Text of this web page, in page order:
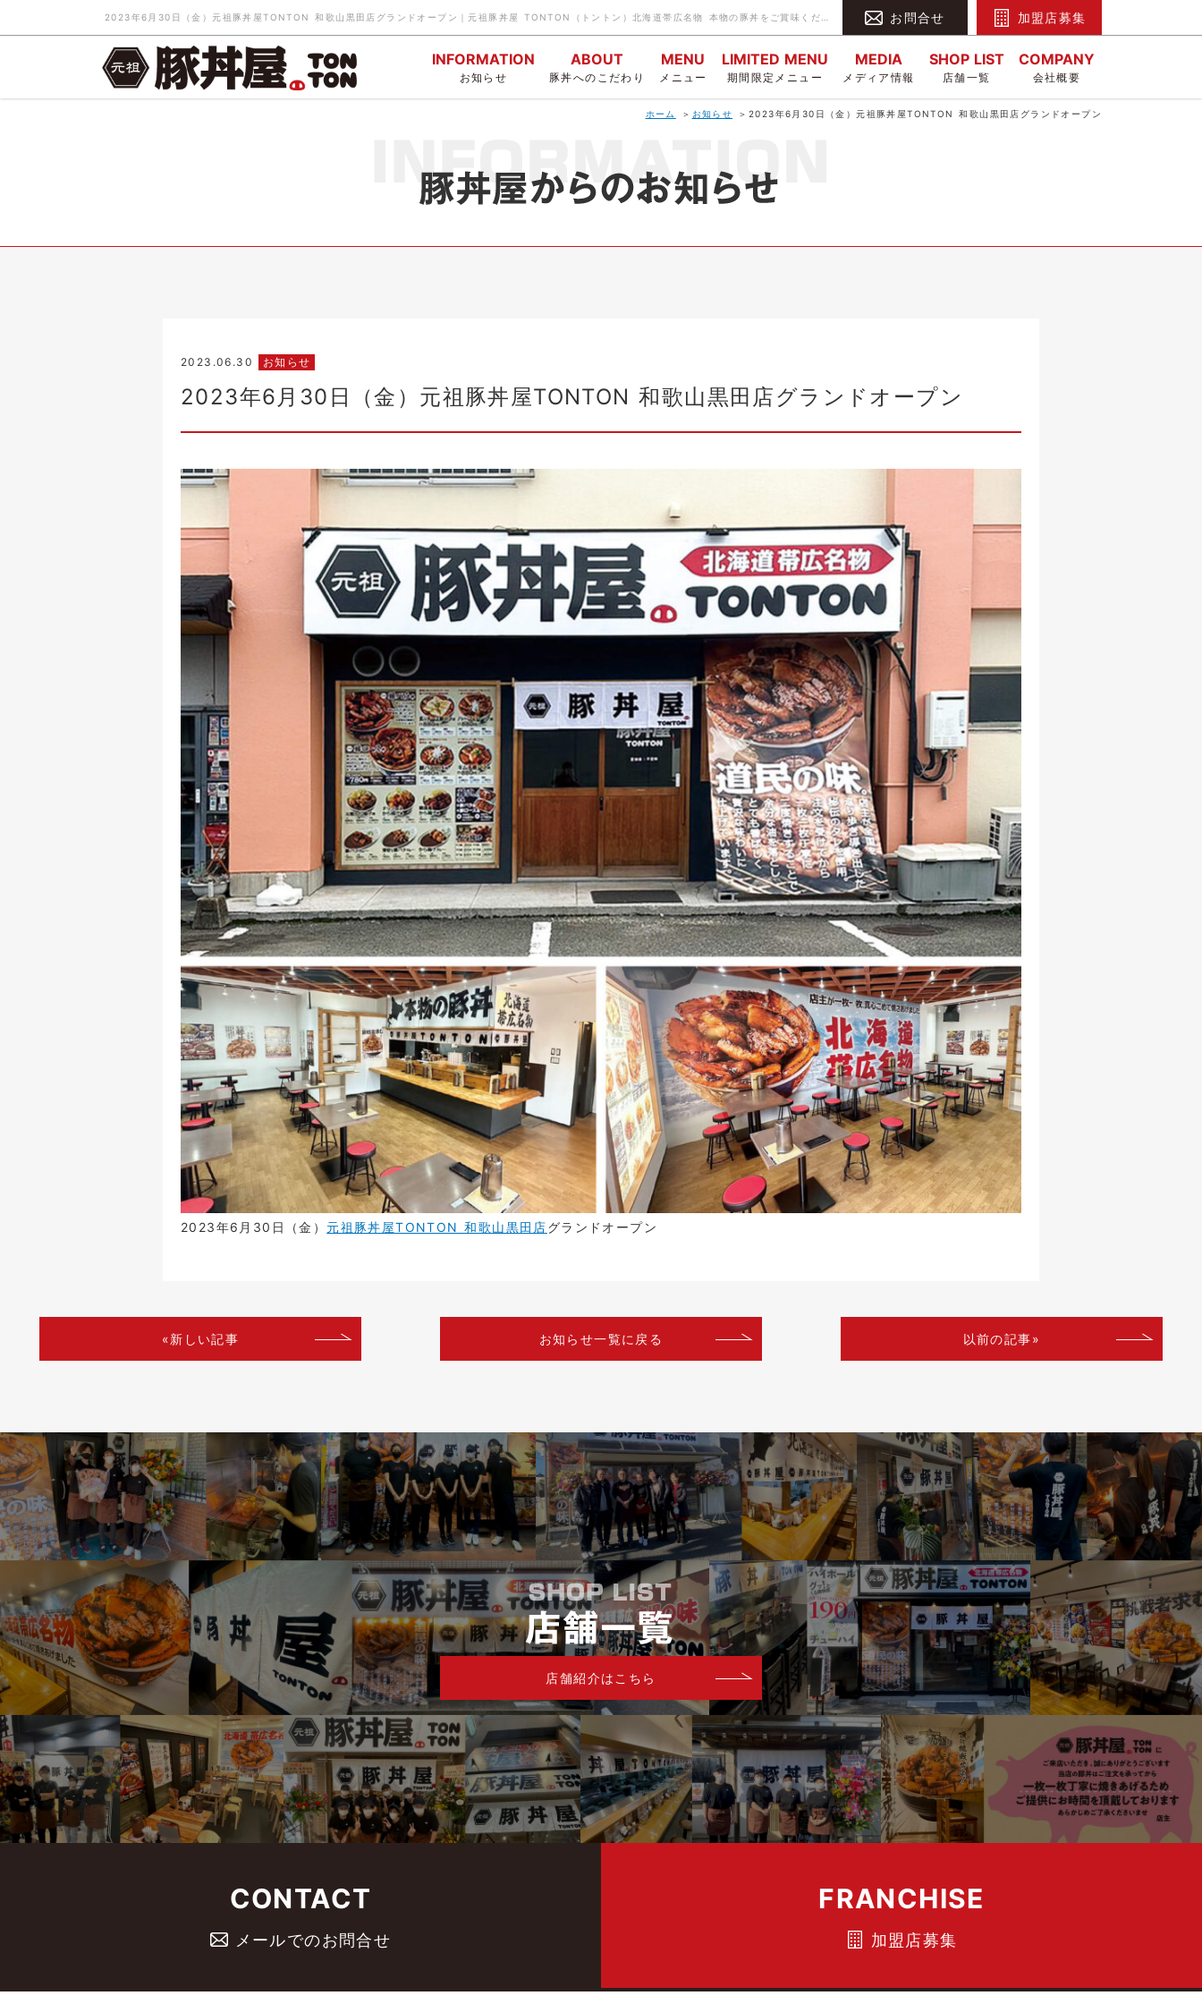
INFORMATION
お知らせ
ABOUT
豚丼へのこだわり
MENU
メニュー
LIMITED MENU
期間限定メニュー
MEDIA
メディア情報
SHOP LIST
店舗一覧
COMPANY
会社概要
お問合せ 加盟店募集
ホーム お知らせ 2023年6月30日（金）元祖豚丼屋TONTON 和歌山黒田店グランドオープン
2023.06.30 お知らせ
2023年6月30日（金）元祖豚丼屋TONTON 和歌山黒田店グランドオープン
2023年6月30日（金） 元祖豚丼屋TONTON 和歌山黒田店グランドオープン
«新しい記事 お知らせ一覧に戻る 以前の記事»
店舗紹介はこちら
CONTACT
メールでのお問合せ
FRANCHISE
加盟店募集